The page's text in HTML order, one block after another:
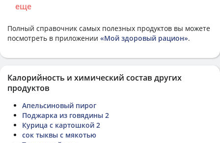
еще
Полный справочник самых полезных продуктов вы можете
посмотреть в приложении «Мой здоровый рацион».
Калорийность и химический состав других
продуктов
Апельсиновый пирог
Поджарка из говядины 2
Курица с картошкой 2
сок тыквы с мякотью